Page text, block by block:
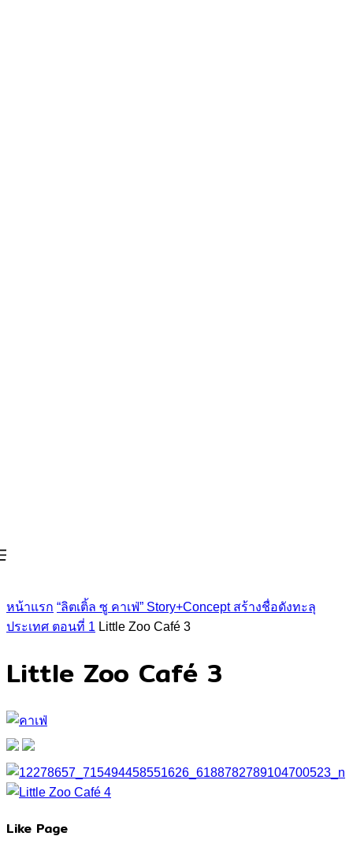
หน้าแรก “ลิตเติ้ล ซู คาเฟ่” Story+Concept สร้างชื่อดังทะลุ
ประเทศ ตอนที่ 1 Little Zoo Café 3
Little Zoo Café 3
Like Page